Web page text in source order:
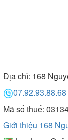
Địa chỉ: 168
07.92.93.88.68
Mã số thuế:
Giới thiệu 168